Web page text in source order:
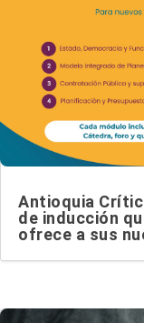
Antioquia
de inducción
ofrece a sus